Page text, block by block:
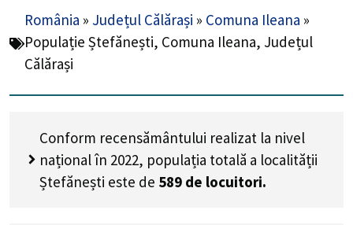
România » Județul Călărași » Comuna Ileana »
Populație Ștefănești, Comuna Ileana, Județul
Călărași
Conform recensământului realizat la nivel
național în 2022, populația totală a localității
Ștefănești este de 589 de locuitori.